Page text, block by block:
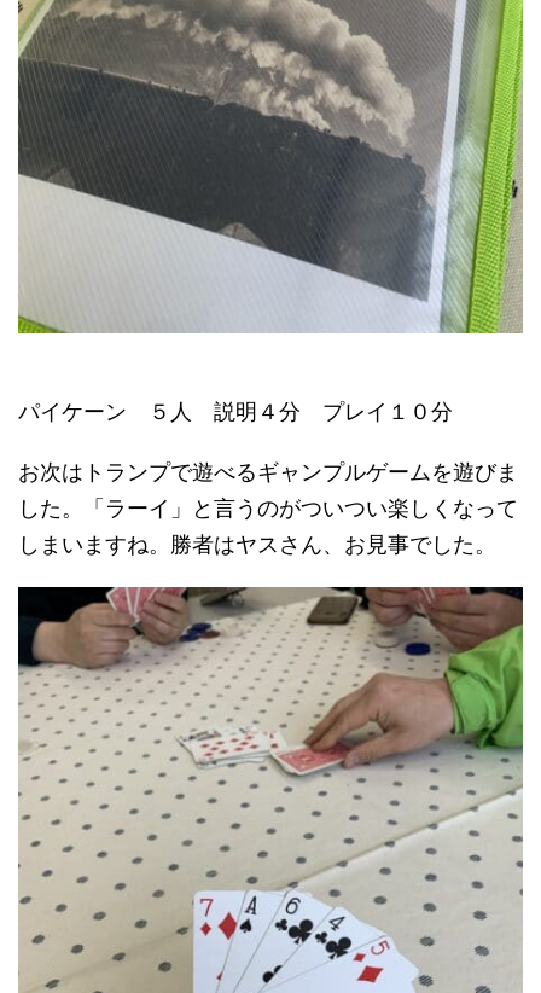
パイケーン ５人 説明４分 プレイ１０分
お次はトランプで遊べるギャンプルゲームを遊びま
した。「ラーイ」と言うのがついつい楽しくなって
しまいますね。勝者はヤスさん、お見事でした。